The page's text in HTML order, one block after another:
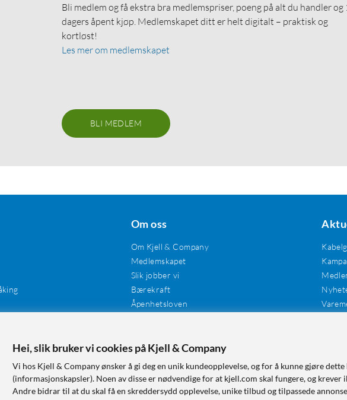
Bli medlem og få ekstra bra medlemspriser, poeng på alt du handler og
dagers åpent kjøp. Medlemskapet ditt er helt digitalt – praktisk og
kortløst!
Les mer om medlemskapet
BLI MEDLEM
Om oss
Om Kjell & Company
Medlemskapet
Slik jobber vi
Bærekraft
Åpenhetsloven
Tilgjengelighet
Hei, slik bruker vi cookies på Kjell & Company
Vi hos Kjell & Company ønsker å gi deg en unik kundeopplevelse, og for å kunne gjøre
(informasjonskapsler). Noen av disse er nødvendige for at kjell.com skal fungere, og krever
Andre bidrar til at du skal få en skreddersydd opplevelse, unike tilbud og tilpassede